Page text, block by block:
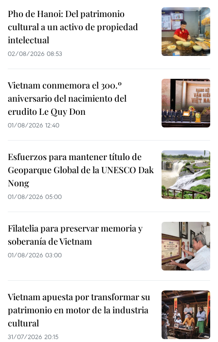
Pho de Hanoi: Del patrimonio
cultural a un activo de propiedad
intelectual
02/08/2026 08:53
Vietnam conmemora el 300.º
aniversario del nacimiento del
erudito Le Quy Don
01/08/2026 12:40
Esfuerzos para mantener título de
Geoparque Global de la UNESCO Dak
Nong
01/08/2026 05:00
Filatelia para preservar memoria y
soberanía de Vietnam
01/08/2026 03:00
Vietnam apuesta por transformar su
patrimonio en motor de la industria
cultural
31/07/2026 20:15